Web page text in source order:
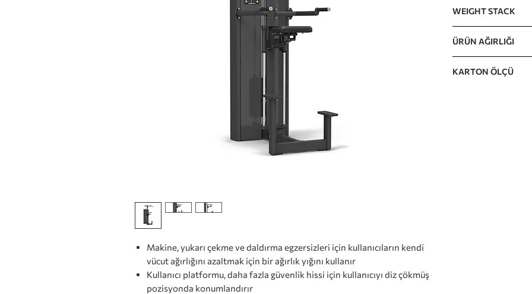
Makine, yukarı çekme ve daldırma egzersizleri için kullanıcıların kendi
vücut ağırlığını azaltmak için bir ağırlık yığını kullanır
Kullanıcı platformu, daha fazla güvenlik hissi için kullanıcıyı diz çökmüş
pozisyonda konumlandırır
WEIGHT STACK
The incremental
ÜRÜN AĞIRLIĞI
KARTON ÖLÇÜ